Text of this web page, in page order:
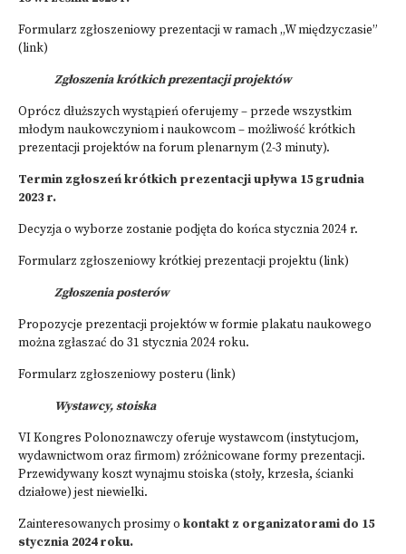
Formularz zgłoszeniowy prezentacji w ramach „W międzyczasie”
(link)
Zgłoszenia krótkich prezentacji projektów
Oprócz dłuższych wystąpień oferujemy – przede wszystkim
młodym naukowczyniom i naukowcom – możliwość krótkich
prezentacji projektów na forum plenarnym (2-3 minuty).
Termin zgłoszeń krótkich prezentacji upływa 15 grudnia
2023 r.
Decyzja o wyborze zostanie podjęta do końca stycznia 2024 r.
Formularz zgłoszeniowy krótkiej prezentacji projektu(link)
Zgłoszenia posterów
Propozycje prezentacji projektów w formie plakatu naukowego
można zgłaszać do 31 stycznia 2024 roku.
Formularz zgłoszeniowy posteru (link)
Wystawcy, stoiska
VI Kongres Polonoznawczy oferuje wystawcom (instytucjom,
wydawnictwom oraz firmom) zróżnicowane formy prezentacji.
Przewidywany koszt wynajmu stoiska (stoły, krzesła, ścianki
działowe) jest niewielki.
Zainteresowanych prosimy o kontakt z organizatorami do 15
stycznia 2024 roku.